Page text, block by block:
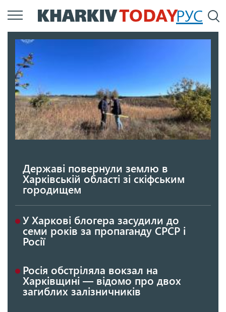
Перейти
до
РУС
Державі повернули землю в
Харківській області зі скіфським
городищем
У Харкові блогера засудили до
семи років за пропаганду СРСР і
Росії
Росія обстріляла вокзал на
Харківщині — відомо про двох
загиблих залізничників